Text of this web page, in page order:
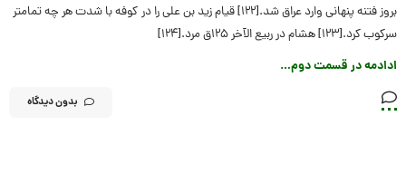
بروز فتنه پنهانی وارد عراق شد.[۱۲۲] قیام زید بن علی را در کوفه با شدت هر چه تمامتر
سرکوب کرد.[۱۲۳]
هشام در ربیع الآخر ۱۲۵ق مرد.[۱۲۴]
ادادمه در قسمت دوم…
بدون دیدگاه